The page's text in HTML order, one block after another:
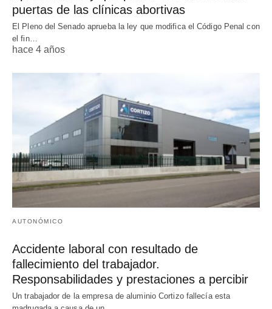
puertas de las clínicas abortivas
El Pleno del Senado aprueba la ley que modifica el Código Penal con
el fin…
hace 4 años
AUTONÓMICO
Accidente laboral con resultado de
fallecimiento del trabajador.
Responsabilidades y prestaciones a percibir
Un trabajador de la empresa de aluminio Cortizo fallecía esta